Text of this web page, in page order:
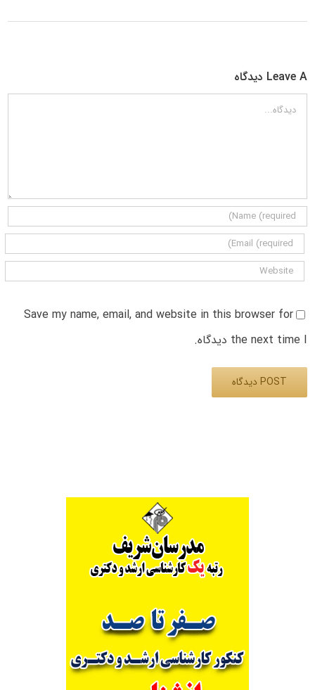
Leave A دیدگاه
دیدگاه
Save my name, email, and website in this browser for
the next time I دیدگاه.